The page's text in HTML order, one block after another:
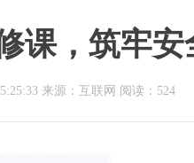
课，筑牢
来源：互联网 阅读：524